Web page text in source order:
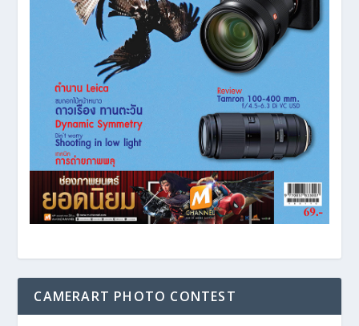
CAMERART PHOTO CONTEST